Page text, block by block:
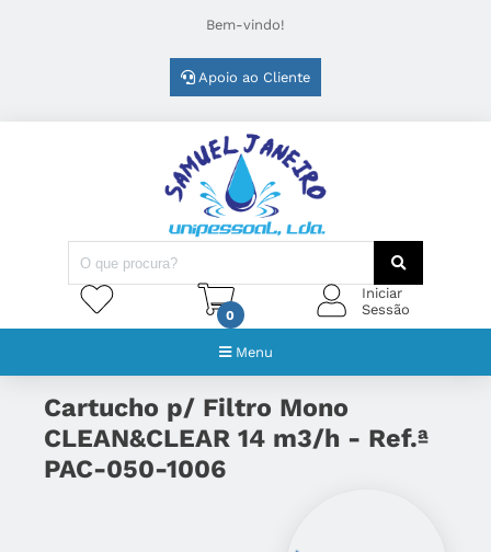
Bem-vindo!
Apoio ao Cliente
0
Iniciar
Sessão
Menu
Cartucho p/ Filtro Mono
CLEAN&CLEAR 14 m3/h - Ref.ª
PAC-050-1006